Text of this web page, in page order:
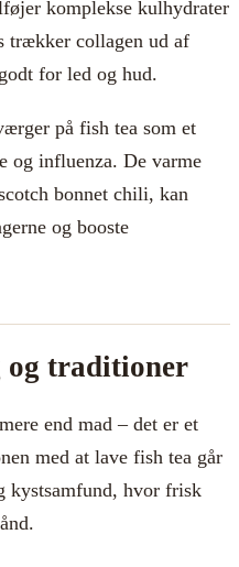
komplekse kulhydrater
trækker collagen ud af
for led og hud.
på fish tea som et
og influenza. De varme
bonnet chili, kan
og booste
traditioner
end mad – det er et
med at lave fish tea går
kystsamfund, hvor frisk